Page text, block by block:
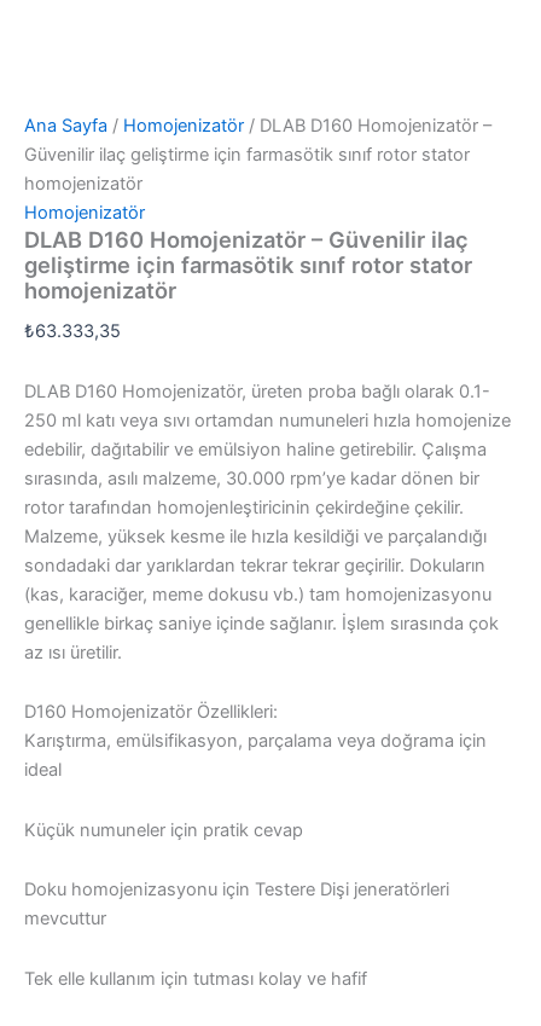
Ana Sayfa / Homojenizatör / DLAB D160 Homojenizatör –
Güvenilir ilaç geliştirme için farmasötik sınıf rotor stator
homojenizatör
Homojenizatör
DLAB D160 Homojenizatör – Güvenilir ilaç
geliştirme için farmasötik sınıf rotor stator
homojenizatör
₺63.333,35
DLAB D160 Homojenizatör, üreten proba bağlı olarak 0.1-
250 ml katı veya sıvı ortamdan numuneleri hızla homojenize
edebilir, dağıtabilir ve emülsiyon haline getirebilir. Çalışma
sırasında, asılı malzeme, 30.000 rpm’ye kadar dönen bir
rotor tarafından homojenleştiricinin çekirdeğine çekilir.
Malzeme, yüksek kesme ile hızla kesildiği ve parçalandığı
sondadaki dar yarıklardan tekrar tekrar geçirilir. Dokuların
(kas, karaciğer, meme dokusu vb.) tam homojenizasyonu
genellikle birkaç saniye içinde sağlanır. İşlem sırasında çok
az ısı üretilir.
D160 Homojenizatör Özellikleri:
Karıştırma, emülsifikasyon, parçalama veya doğrama için
ideal
Küçük numuneler için pratik cevap
Doku homojenizasyonu için Testere Dişi jeneratörleri
mevcuttur
Tek elle kullanım için tutması kolay ve hafif